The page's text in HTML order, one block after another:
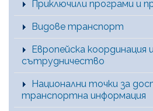
Приключили програми и
Видове транспорт
Европейска координация
сътрудничество
Национални точки за
транспортна информация